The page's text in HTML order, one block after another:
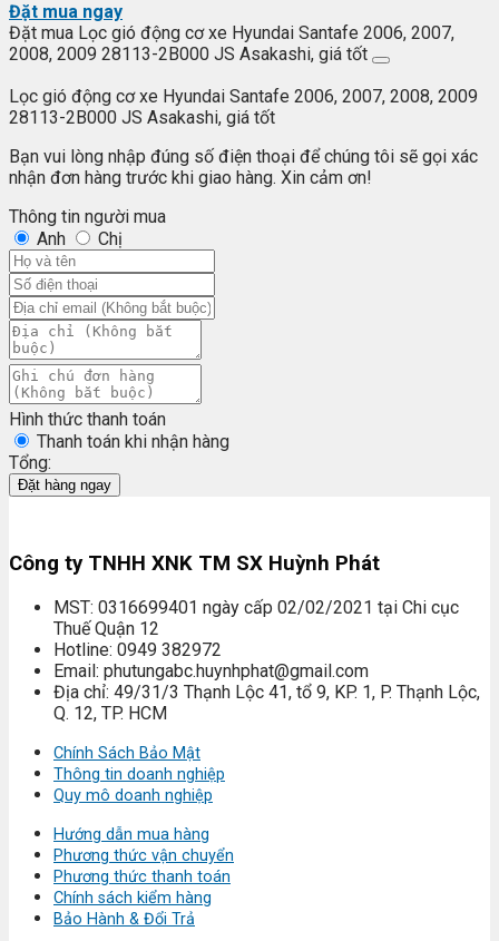
Đặt mua ngay
Đặt mua Lọc gió động cơ xe Hyundai Santafe 2006, 2007,
2008, 2009 28113-2B000 JS Asakashi, giá tốt
Lọc gió động cơ xe Hyundai Santafe 2006, 2007, 2008, 2009
28113-2B000 JS Asakashi, giá tốt
Bạn vui lòng nhập đúng số điện thoại để chúng tôi sẽ gọi xác
nhận đơn hàng trước khi giao hàng. Xin cảm ơn!
Thông tin người mua
Anh
Chị
Hình thức thanh toán
Thanh toán khi nhận hàng
Tổng:
Đặt hàng ngay
Công ty TNHH XNK TM SX Huỳnh Phát
MST: 0316699401 ngày cấp 02/02/2021 tại Chi cục
Thuế Quận 12
Hotline: 0949 382972
Email: phutungabc.huynhphat@gmail.com
Địa chỉ: 49/31/3 Thạnh Lộc 41, tổ 9, KP. 1, P. Thạnh Lộc,
Q. 12, TP. HCM
Chính Sách Bảo Mật
Thông tin doanh nghiệp
Quy mô doanh nghiệp
Hướng dẫn mua hàng
Phương thức vận chuyển
Phương thức thanh toán
Chính sách kiểm hàng
Bảo Hành & Đổi Trả